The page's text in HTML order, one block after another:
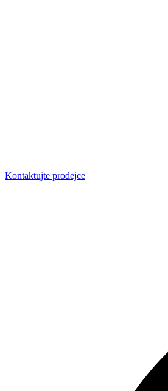
Kontaktujte prodejce